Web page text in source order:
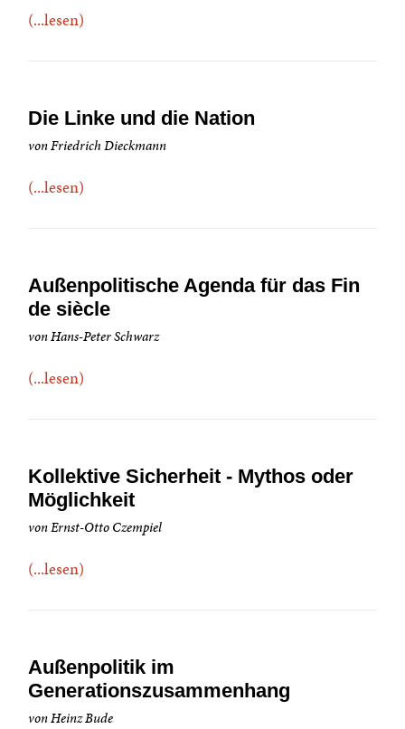
(...lesen)
Die Linke und die Nation
von Friedrich Dieckmann
(...lesen)
Außenpolitische Agenda für das Fin
de siècle
von Hans-Peter Schwarz
(...lesen)
Kollektive Sicherheit - Mythos oder
Möglichkeit
von Ernst-Otto Czempiel
(...lesen)
Außenpolitik im
Generationszusammenhang
von Heinz Bude